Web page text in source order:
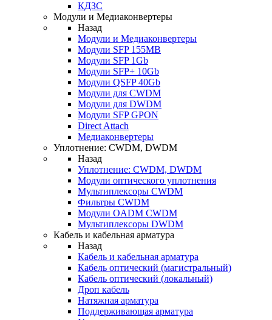
КДЗС
Модули и Медиаконвертеры
Назад
Модули и Медиаконвертеры
Модули SFP 155MB
Модули SFP 1Gb
Модули SFP+ 10Gb
Модули QSFP 40Gb
Модули для CWDM
Модули для DWDM
Модули SFP GPON
Direct Attach
Медиаконвертеры
Уплотнение: CWDM, DWDM
Назад
Уплотнение: CWDM, DWDM
Модули оптического уплотнения
Мультиплексоры CWDM
Фильтры CWDM
Модули OADM CWDM
Мультиплексоры DWDM
Кабель и кабельная арматура
Назад
Кабель и кабельная арматура
Кабель оптический (магистральный)
Кабель оптический (локальный)
Дроп кабель
Натяжная арматура
Поддерживающая арматура